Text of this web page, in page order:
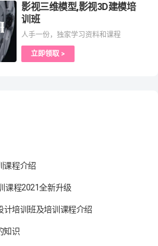
影视三维模型,影视3D建模培
训班
人手一份，独家学习资料和课程
立即领取 >
课程介绍
课程2021全新升级
计培训班及培训课程介绍
知识